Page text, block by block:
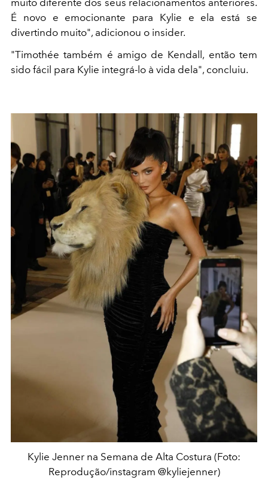
É novo e emocionante para Kylie e ela está se
divertindo muito", adicionou o insider.
"Timothée também é amigo de Kendall, então tem
sido fácil para Kylie integrá-lo à vida dela", concluiu.
Kylie Jenner na Semana de Alta Costura (Foto:
Reprodução/instagram @kyliejenner)